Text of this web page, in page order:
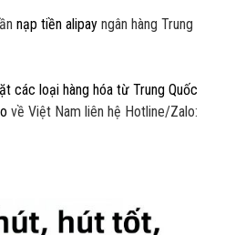
nạp tiền alipay ngân hàng Trung
các loại hàng hóa từ Trung Quốc
về Việt Nam liên hệ Hotline/Zalo: